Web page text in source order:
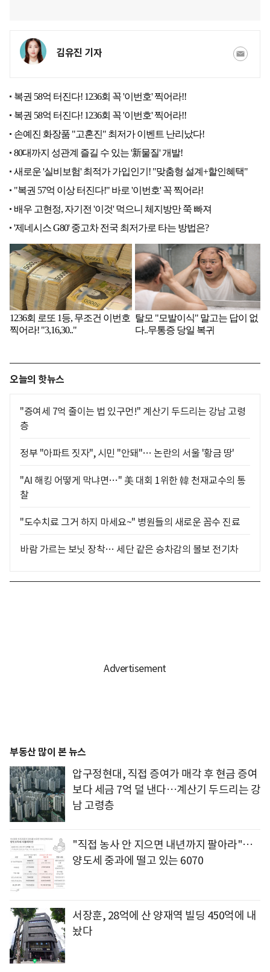
김유진 기자
오늘의 핫뉴스
"증여세 7억 줄이는 법 있구먼!" 계산기 두드리는 강남 고령
층
정부 "아파트 짓자", 시민 "안돼"… 논란의 서울 '황금 땅'
"AI 해킹 어떻게 막냐면…" 美 대회 1위한 韓 천재교수의 통
찰
"도수치료 그거 하지 마세요~" 병원들의 새로운 꼼수 진료
바람 가르는 보닛 장착… 세단 같은 승차감의 볼보 전기차
부동산 많이 본 뉴스
압구정현대, 직접 증여가 매각 후 현금 증여
보다 세금 7억 덜 낸다…계산기 두드리는 강
남 고령층
"직접 농사 안 지으면 내년까지 팔아라"…
양도세 중과에 떨고 있는 6070
서장훈, 28억에 산 양재역 빌딩 450억에 내
놨다